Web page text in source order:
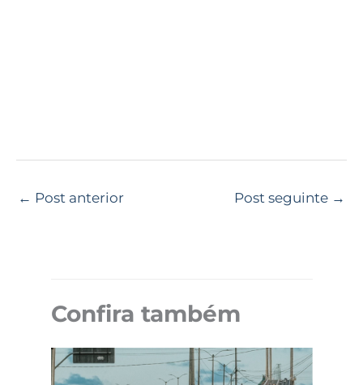
← Post anterior Post seguinte →
Confira também